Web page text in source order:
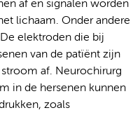
af en signalen worden
lichaam. Onder andere
elektroden die bij
van de patïënt zijn
af. Neurochirurg
in de hersenen kunnen
zoals